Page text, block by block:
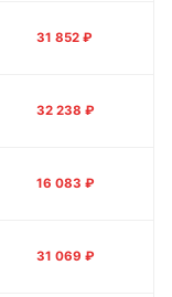
31 852 ₽
32 238 ₽
16 083 ₽
31 069 ₽